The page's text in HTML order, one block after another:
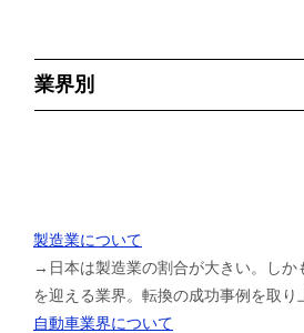
業界別
製造業について
→日本は製造業の割合が大きい。しか
を迎える業界。転換の成功事例を取り
自動車業界について